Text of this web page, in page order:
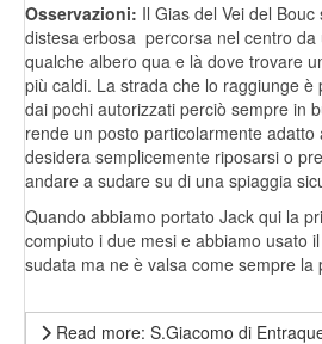
Osservazioni: Il Gias del Vei del Bouc
distesa erbosa percorsa nel centro da
qualche albero qua e là dove trovare
più caldi. La strada che lo raggiunge è
dai pochi autorizzati perciò sempre in
rende un posto particolarmente
desidera semplicemente riposarsi o
andare a sudare su di una spiaggia
Quando abbiamo portato Jack qui la
compiuto i due mesi e abbiamo usato
sudata ma ne è valsa come sempre la
Read more: S.Giacomo di